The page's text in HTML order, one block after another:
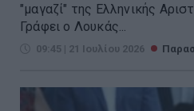
"μαγαζί" της Ελληνικής
Γράφει ο Λουκάς...
09:45 | 21 Ιουλίου 2026